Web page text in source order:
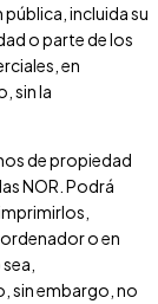
incluida su
o parte de los
en
sin la
de propiedad
NOR . Podrá
o en
sin embargo, no